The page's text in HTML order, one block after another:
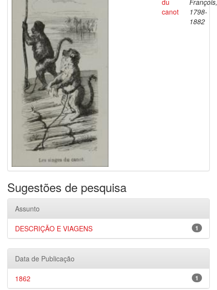
du
canot
François,
1798-
1882
Sugestões de pesquisa
Assunto
1
DESCRIÇÃO E VIAGENS
Data de Publicação
1
1862